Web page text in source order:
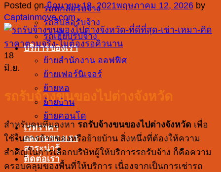
รถหกล้อรับจ้าง
รถสิบล้อรับจ้าง
รถเฮี๊ยบรับจ้าง
บริการของเรา
ย้ายสำนักงาน ออฟฟิศ
ย้ายเฟอร์นิเจอร์
ย้ายหอ
ย้ายบ้าน
ย้ายคอนโด
เรทราคา
ผลงานของเรา
สาระน่ารู้
ติดต่อเรา
Posted onมิถุนายน 18, 2021พฤษภาคม 12, 2026 by
Captainmove.com
18
มิ.ย.
รถรับจ้างขนของไปต่างจังหวัด
สำหรับคนที่มองหา รถรับจ้างขนของไปต่างจังหวัด เพื่อ
ใช้ในการย้ายของหรือย้ายบ้าน สิ่งหนึ่งที่ต้องให้ความ
สำคัญในการเลือกบริษัทผู้ให้บริการรถรับจ้าง ก็คือความ
ครอบคลุมของพื้นที่ให้บริการ เนื่องจากเป็นการเช่ารถ